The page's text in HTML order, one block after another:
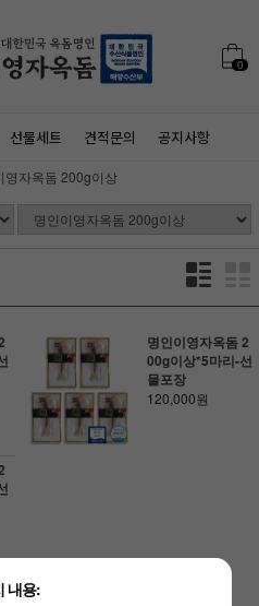
0
선물세트 견적문의 공지사항
영자옥돔 200g이상
명인이영자옥돔 2
00g이상*5마리-선
물포장
120,000원
내용: